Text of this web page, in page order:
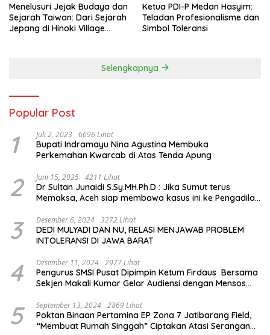
Menelusuri Jejak Budaya dan
Sejarah Taiwan: Dari Sejarah
Jepang di Hinoki Village
Ketua PDI-P Medan Hasyim:
Teladan Profesionalisme dan
Simbol Toleransi
Selengkapnya
Popular Post
1 Juli 2, 2023 6696 Lihat
Bupati Indramayu Nina Agustina Membuka
Perkemahan Kwarcab di Atas Tenda Apung
2 Juni 15, 2025 4211 Lihat
Dr Sultan Junaidi S.Sy.MH.Ph.D : Jika Sumut terus
Memaksa, Aceh siap membawa kasus ini ke Pengadilan
3 Desember 6, 2024 3272 Lihat
DEDI MULYADI DAN NU, RELASI MENJAWAB PROBLEM
INTOLERANSI DI JAWA BARAT
4 Desember 11, 2024 2977 Lihat
Pengurus SMSI Pusat Dipimpin Ketum Firdaus Bersama
Sekjen Makali Kumar Gelar Audiensi dengan Mensos
5 September 13, 2024 2869 Lihat
Poktan Binaan Pertamina EP Zona 7 Jatibarang Field,
“Membuat Rumah Singgah” Ciptakan Atasi Serangan